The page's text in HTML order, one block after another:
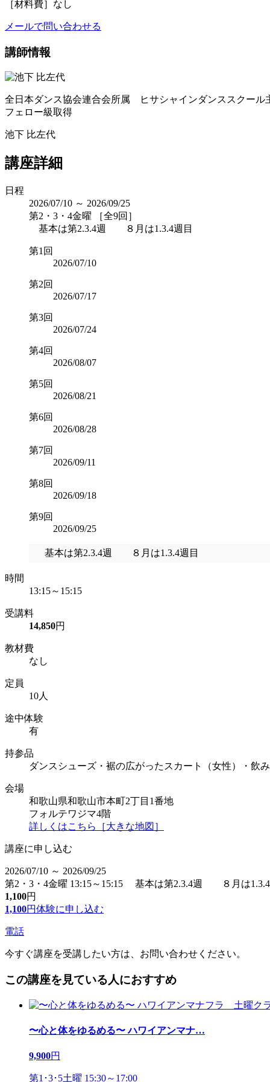
［材料費］なし
メールで問い合わせる
講師情報
全日本ダンス協会連合会所属 ヒサシャインダンススクール
フェロー級取得
池下 比左代
講座詳細
日程
2026/07/10 ～ 2026/09/25
第2・3・4金曜 ［全9回］
基本は第2.3.4週 ８月は1.3.4週目
第1回
2026/07/10
第2回
2026/07/17
第3回
2026/07/24
第4回
2026/08/07
第5回
2026/08/21
第6回
2026/08/28
第7回
2026/09/11
第8回
2026/09/18
第9回
2026/09/25
基本は第2.3.4週 ８月は1.3.4週目
時間
13:15～15:15
受講料
14,850円
教材費
なし
定員
10人
途中体験
有
持参品
ダンスシューズ・裾の広がったスカート（女性）・飲
会場
和歌山県和歌山市本町2丁目1番地
フォルテワジマ4階
詳しくはこちら［大きな地図］
講座に申し込む
2026/07/10 ～ 2026/09/25
第2・3・4金曜 13:15～15:15 基本は第2.3.4週 ８月は
1,100円
1,100円体験に申し込む
電話
今すぐ講座を受講したい方は、お問い合わせください。
この講座を見ている人におすすめ
〜心と体をゆるめる〜 ハワイアンマナ…
9,900円
第1･3･5土曜 15:30～17:00